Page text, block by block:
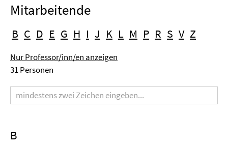
Mitarbeitende
B C D E G H I J K L M P R S V Z
Nur Professor/inn/en anzeigen
31 Personen
B